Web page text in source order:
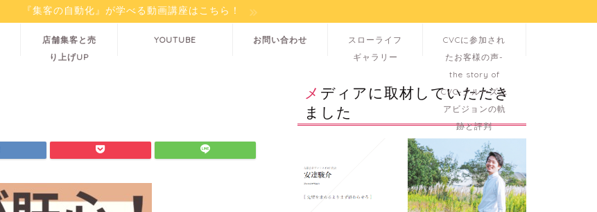
『集客の自動化』が学べる動画講座はこちら！
店舗集客と売
り上げUP
YOUTUBE お問い合わせ
スローライフ
ギャラリー
CVCに参加され
たお客様の声-
the story of
CVC-クルーズユ
アビジョンの軌
跡と評判
メディアに取材していただき
ました